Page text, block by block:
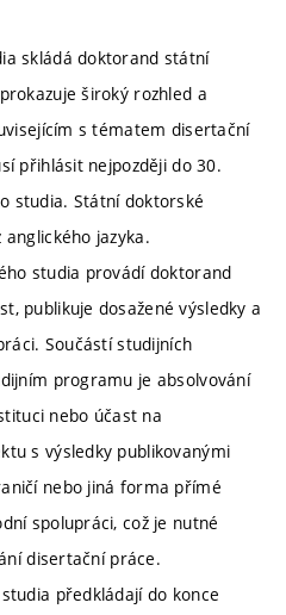
skládá doktorand státní
široký rozhled a
s tématem disertační
přihlásit nejpozději do 30.
studia. Státní doktorské
anglického jazyka.
studia provádí doktorand
publikuje dosažené výsledky a
Součástí studijních
programu je absolvování
nebo účast na
s výsledky publikovanými
nebo jiná forma přímé
spolupráci, což je nutné
disertační práce.
předkládají do konce